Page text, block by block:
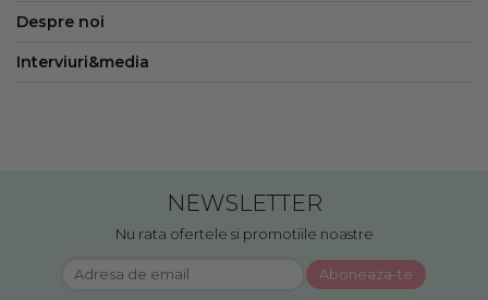
Despre noi
Interviuri&media
NEWSLETTER
Nu rata ofertele si promotiile noastre